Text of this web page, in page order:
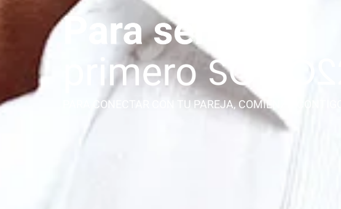
PARA CONECTAR CON TU PAREJA, COMIENZA CONTIGO.